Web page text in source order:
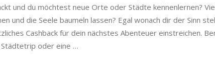
und du möchtest neue Orte oder Städte kennenlernen?
und die Seele baumeln lassen? Egal wonach dir der Sinn
Cashback für dein nächstes Abenteuer einstreichen.
oder eine …